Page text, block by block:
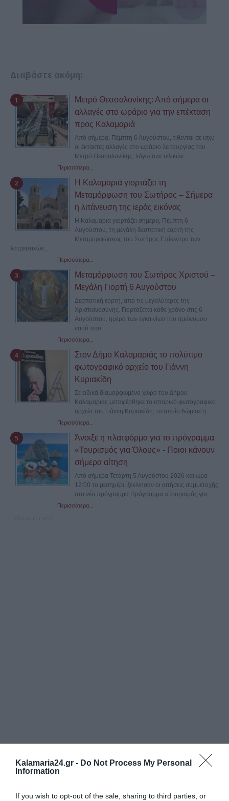
Kalamaria24.gr - Do Not Process My Personal
Information
If you wish to opt-out of the sale, sharing to third parties, or
Διαβάστε ακόμη:
Μετρό Θεσσαλονίκης: Από σήμερα οι
αλλαγές στο ωράριο για την επέκταση
προς Καλαμαριά
Από σήμερα, Πέμπτη 6 Αυγούστου, τίθενται σε ισχύ
οι έκτακτες αλλαγές στο ωράριο λειτουργίας του
Μετρό Θεσσαλονίκης, λόγω των τελικών...
Περισσότερα...
Η Καλαμαριά γιορτάζει τη
Μεταμόρφωση του Σωτήρος – Σήμερα
η λιτάνευση της ιεράς εικόνας
Η Καλαμαριά γιορτάζει σήμερα, Πέμπτη 6
Αυγούστου, τη μεγάλη δεσποτική εορτή της
Μεταμορφώσεως του Σωτήρος.Επίκεντρο των
λατρευτικών...
Περισσότερα...
Μεταμόρφωση του Σωτήρος Χριστού –
Μεγάλη Γιορτή 6 Αυγούστου
Δεσποτική εορτή, από τις μεγαλύτερες της
Χριστιανοσύνης. Γιορτάζεται κάθε χρόνο στις 6
Αυγούστου, ημέρα των εγκαινίων του ομώνυμου
ναού που...
Περισσότερα...
Στον Δήμο Καλαμαριάς το πολύτιμο
φωτογραφικό αρχείο του Γιάννη
Κυριακίδη
Σε ειδικά διαμορφωμένο χώρο του Δήμου
Καλαμαριάς μεταφέρθηκε το ιστορικό φωτογραφικό
αρχείο του Γιάννη Κυριακίδη, το οποίο δώρισε η...
Περισσότερα...
Άνοιξε η πλατφόρμα για το πρόγραμμα
«Τουρισμός για Όλους» - Ποιοι κάνουν
σήμερα αίτηση
Από σήμερα Τετάρτη 5 Αυγούστου 2026 και ώρα
12:00 το μεσημέρι, ξεκίνησαν οι αιτήσεις συμμετοχής
στο νέο πρόγραμμα Πρόγραμμα «Τουρισμός για...
Περισσότερα...